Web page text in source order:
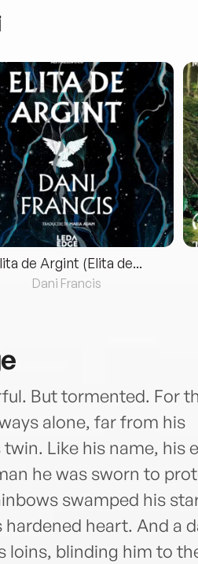
de Argint (Elita de...
Dani Francis
But tormented. For
alone, far from his
Like his name, his
he was sworn to
swamped his
heart. And a
loins, blinding him to